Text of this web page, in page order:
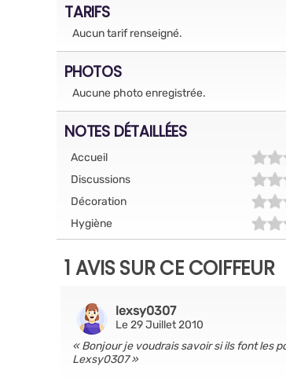
TARIFS
Aucun tarif renseigné.
PHOTOS
Aucune photo enregistrée.
NOTES DÉTAILLÉES
Accueil
Discussions
Décoration
Hygiène
1 AVIS SUR CE COIFFEUR
lexsy0307
Le 29 Juillet 2010
Bonjour je voudrais savoir si ils font les
Lexsy0307